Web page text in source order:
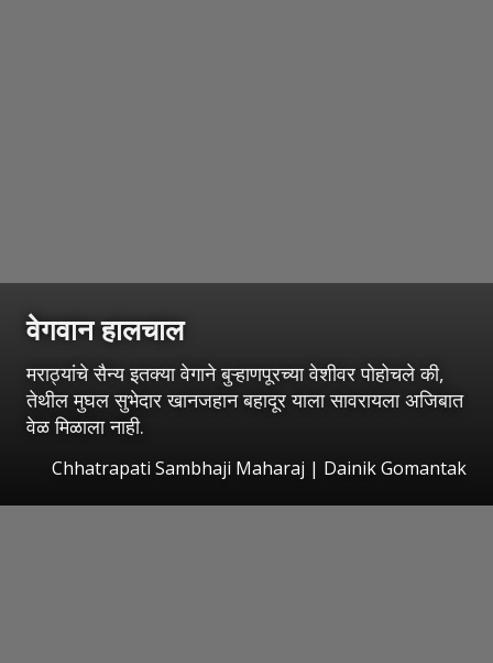
वेगवान हालचाल
मराठ्यांचे सैन्य इतक्या वेगाने बुऱ्हाणपूरच्या वेशीवर पोहोचले की,
तेथील मुघल सुभेदार खानजहान बहादूर याला सावरायला अजिबात
वेळ मिळाला नाही.
Chhatrapati Sambhaji Maharaj | Dainik Gomantak